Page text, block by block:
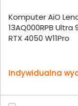
Komputer AiO
13AQ000RPB Ultra
RTX 4050 W11Pro
Indywidualna